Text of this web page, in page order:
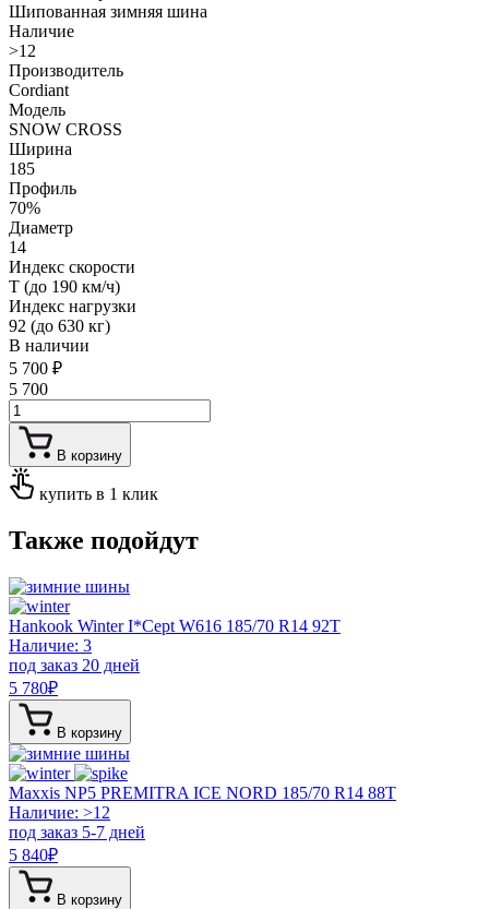
Шипованная зимняя шина
Наличие
>12
Производитель
Cordiant
Модель
SNOW CROSS
Ширина
185
Профиль
70%
Диаметр
14
Индекс скорости
T (до 190 км/ч)
Индекс нагрузки
92 (до 630 кг)
В наличии
5 700 ₽
5 700
В корзину
купить в 1 клик
Также подойдут
Hankook Winter I*Cept W616 185/70 R14 92T
Наличие: 3
под заказ 20 дней
5 780₽
В корзину
Maxxis NP5 PREMITRA ICE NORD 185/70 R14 88T
Наличие: >12
под заказ 5-7 дней
5 840₽
В корзину